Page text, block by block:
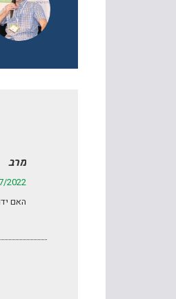
מרב
17/07/2022
האם